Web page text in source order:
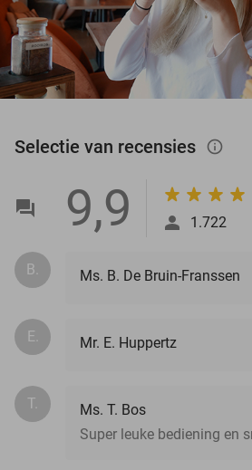
Selectie van recensies info_outlined
9,9 1.722
B. Ms. B. De Bruin-Franssen
E. Mr. E. Huppertz
T.
Ms. T. Bos
Super leuke bediening en